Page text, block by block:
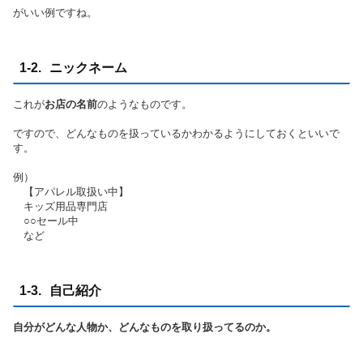
がいい例ですね。
1-2. ニックネーム
これがお店の名前のようなものです。
ですので、どんなものを扱っているかわかるようにしておくといいで
す。
例）
【アパレル取扱い中】
キッズ用品専門店
○○セール中
など
1-3. 自己紹介
自分がどんな人物か、どんなものを取り扱ってるのか。